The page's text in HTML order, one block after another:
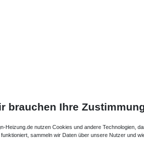
brauchen Ihre
Heizung.de nutzen Cookies und andere Technologien,
funktioniert, sammeln wir Daten über unsere Nutzer und